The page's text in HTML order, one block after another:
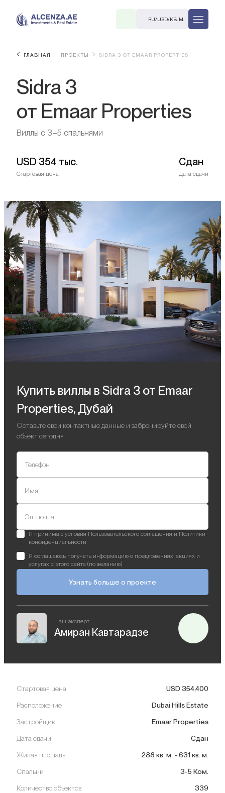
RU/USD/КВ. М.
ГЛАВНАЯ ПРОЕКТЫ SIDRA 3 ОТ EMAAR PROPERTIES
Sidra 3
от Emaar Properties
Виллы с 3–5 спальнями
USD 354 тыс.
Стартовая цена
Сдан
Дата сдачи
Купить виллы в Sidra 3 от Emaar
Properties, Дубай
Оставьте свои контактные данные и забронируйте свой
объект сегодня
Телефон
Имя
Эл. почта
Я принимаю условия Пользовательского соглашения и Политики
конфиденциальности
Я соглашаюсь получать информацию о предложениях, акциях и
услугах с этого сайта (по желанию)
Узнать больше о проекте
Наш эксперт
Амиран Кавтарадзе
Стартовая цена USD 354,400
Расположение Dubai Hills Estate
Застройщик Emaar Properties
Дата сдачи Сдан
Жилая площадь 288 кв. м. - 631кв. м.
Спальни 3-5 Ком.
Количество объектов 339